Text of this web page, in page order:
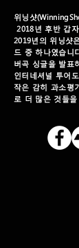
위닝샷
2018년 후반 갑
2019년의 위닝샷
드 중 하나였습니
버곡 싱글을 발표
인터네셔널 투어
작은 감히 과소평
로 더 많은 것들